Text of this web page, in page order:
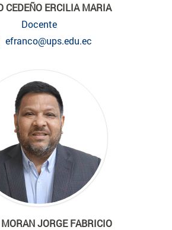
CEDEÑO ERCILIA MARIA
Docente
efranco@ups.edu.ec
JORGE FABRICIO